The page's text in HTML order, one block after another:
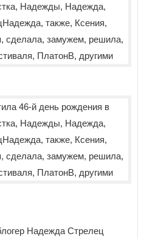
Надежда Стрелец